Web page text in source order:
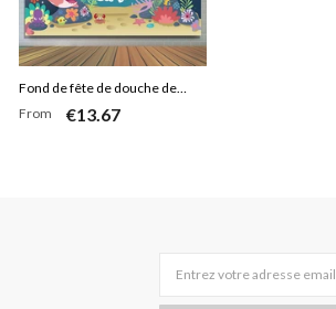
Fond de fête de douche de
bébé bleu sur le thème du
From €13.67
Entrez votre adresse email